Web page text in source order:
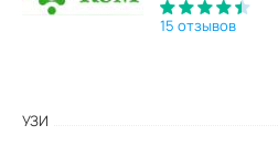
15 отзывов
УЗИ